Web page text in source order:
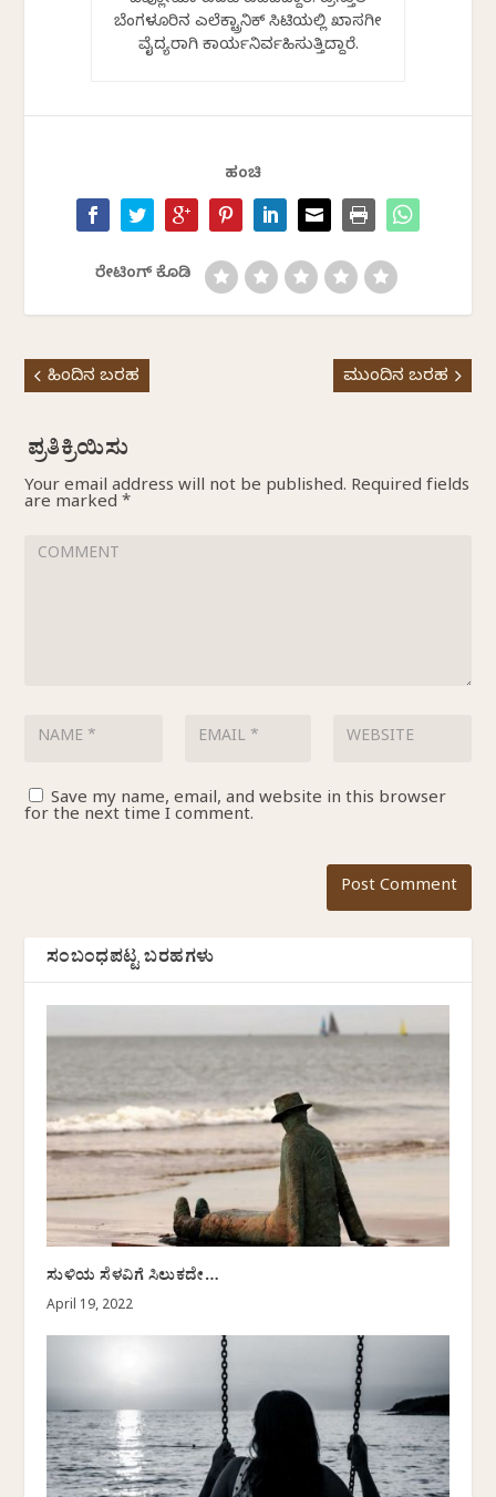
ಬೆಂಗಳೂರಿನ ಎಲೆಕ್ಟ್ರಾನಿಕ್ ಸಿಟಿಯಲ್ಲಿ ಖಾಸಗೀ
ವೈದ್ಯರಾಗಿ ಕಾರ್ಯನಿರ್ವಹಿಸುತ್ತಿದ್ದಾರೆ.
ಹಂಚಿ
ರೇಟಿಂಗ್ ಕೊಡಿ
ಹಿಂದಿನ ಬರಹ ಮುಂದಿನ ಬರಹ
Your email address will not be published. Required fields
are marked *
Save my name, email, and website in this browser
for the next time I comment.
ಸಂಬಂಧಪಟ್ಟ ಬರಹಗಳು
ಸುಳಿಯ ಸೆಳವಿಗೆ ಸಿಲುಕದೇ…
April 19, 2022